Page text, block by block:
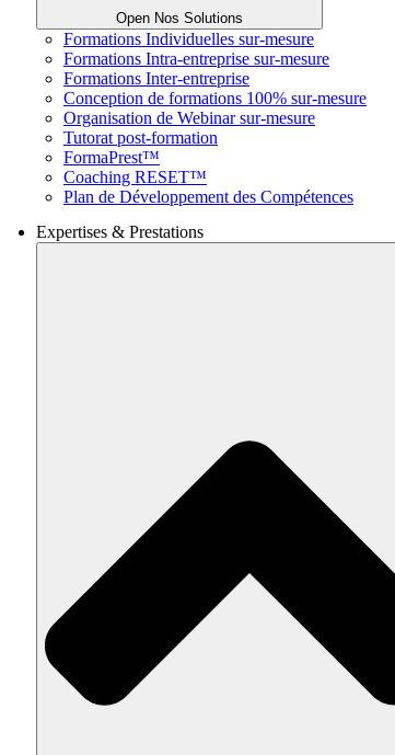
Open Nos Solutions
Formations Individuelles sur-mesure
Formations Intra-entreprise sur-mesure
Formations Inter-entreprise
Conception de formations 100% sur-mesure
Organisation de Webinar sur-mesure
Tutorat post-formation
FormaPrest™
Coaching RESET™
Plan de Développement des Compétences
Expertises & Prestations